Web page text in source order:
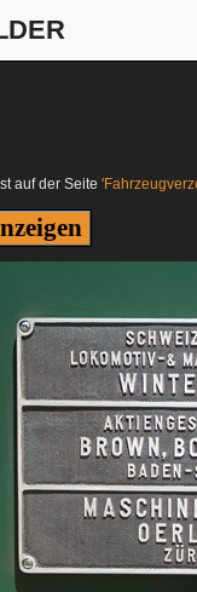
auf der Seite